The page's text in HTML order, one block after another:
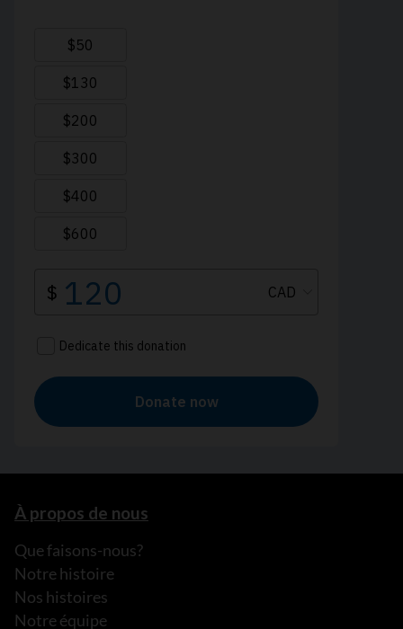
À propos de nous
Que faisons-nous?
Notre histoire
Nos histoires
Notre équipe